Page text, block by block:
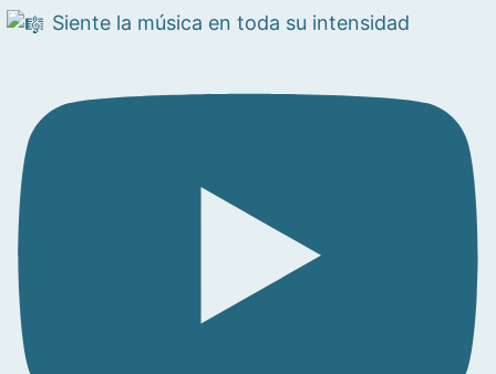
Siente la música en toda su intensidad